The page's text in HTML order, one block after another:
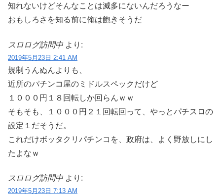
知れないけどそんなことは滅多にないんだろうなー
おもしろさを知る前に俺は飽きそうだ
スロログ訪問中 より:
2019年5月23日 2:41 AM
規制うんぬんよりも、
近所のパチンコ屋のミドルスペックだけど
１０００円１８回転しか回らんｗｗ
そもそも、１０００円２１回転回って、やっとパチスロの
設定１だそうだ。
これだけボッタクリパチンコを、政府は、よく野放しにし
たよなｗ
スロログ訪問中 より:
2019年5月23日 7:13 AM